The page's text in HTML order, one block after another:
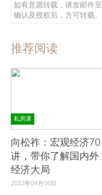
如有意愿转载，请发邮件至
确认及授权后，方可转载。
推荐阅读
私房课
向松祚：宏观经济70
讲，带你了解国内外
经济大局
2022年04月06日